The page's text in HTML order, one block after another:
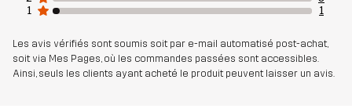
d'article
1
1
Les avis vérifiés sont soumis soit par e-mail automatisé post-achat,
soit via Mes Pages, où les commandes passées sont accessibles.
Ainsi, seuls les clients ayant acheté le produit peuvent laisser un avis.